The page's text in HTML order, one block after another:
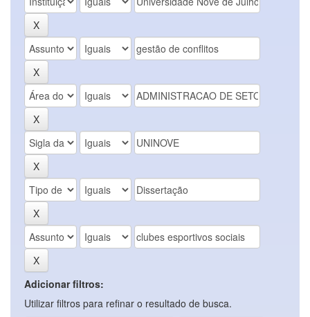
Adicionar filtros:
Utilizar filtros para refinar o resultado de busca.